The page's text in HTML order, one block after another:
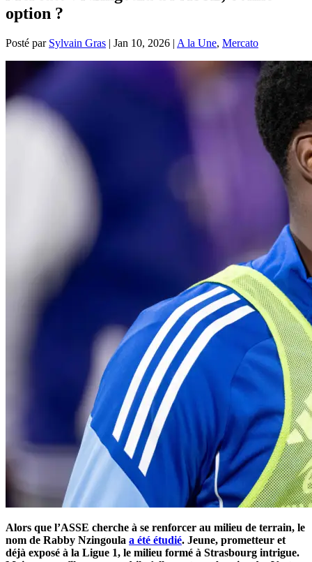
option ?
Posté par Sylvain Gras | Jan 10, 2026 | A la Une, Mercato
Alors que l’ASSE cherche à se renforcer au milieu de terrain, le
nom de Rabby Nzingoula a été étudié. Jeune, prometteur et
déjà exposé à la Ligue 1, le milieu formé à Strasbourg intrigue.